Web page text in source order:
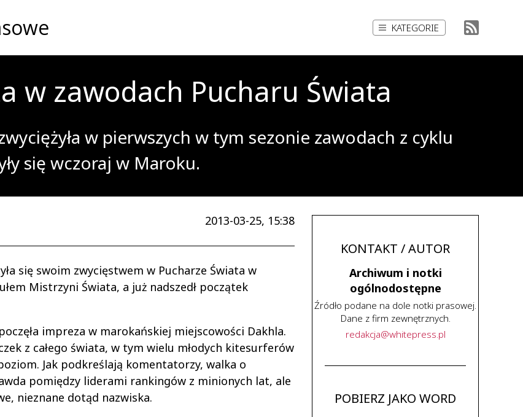
KATEGORIE
w zawodach Pucharu Świata
w pierwszych w tym sezonie zawodach z cyklu
się wczoraj w Maroku.
2013-03-25, 15:38
się swoim zwycięstwem w Pucharze Świata w
Mistrzyni Świata, a już nadszedł początek
impreza w marokańskiej miejscowości Dakhla.
z całego świata, w tym wielu młodych kitesurferów
Jak podkreślają komentatorzy, walka o
pomiędzy liderami rankingów z minionych lat, ale
nieznane dotąd nazwiska.
KONTAKT / AUTOR
Archiwum i notki
ogólnodostępne
Źródło podane na dole notki prasowej.
Dane z firm zewnętrznych.
redakcja@whitepress.pl
POBIERZ JAKO WORD